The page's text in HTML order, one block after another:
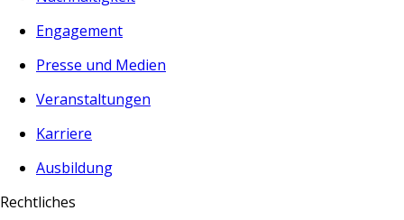
Engagement
Presse und Medien
Veranstaltungen
Karriere
Ausbildung
Rechtliches